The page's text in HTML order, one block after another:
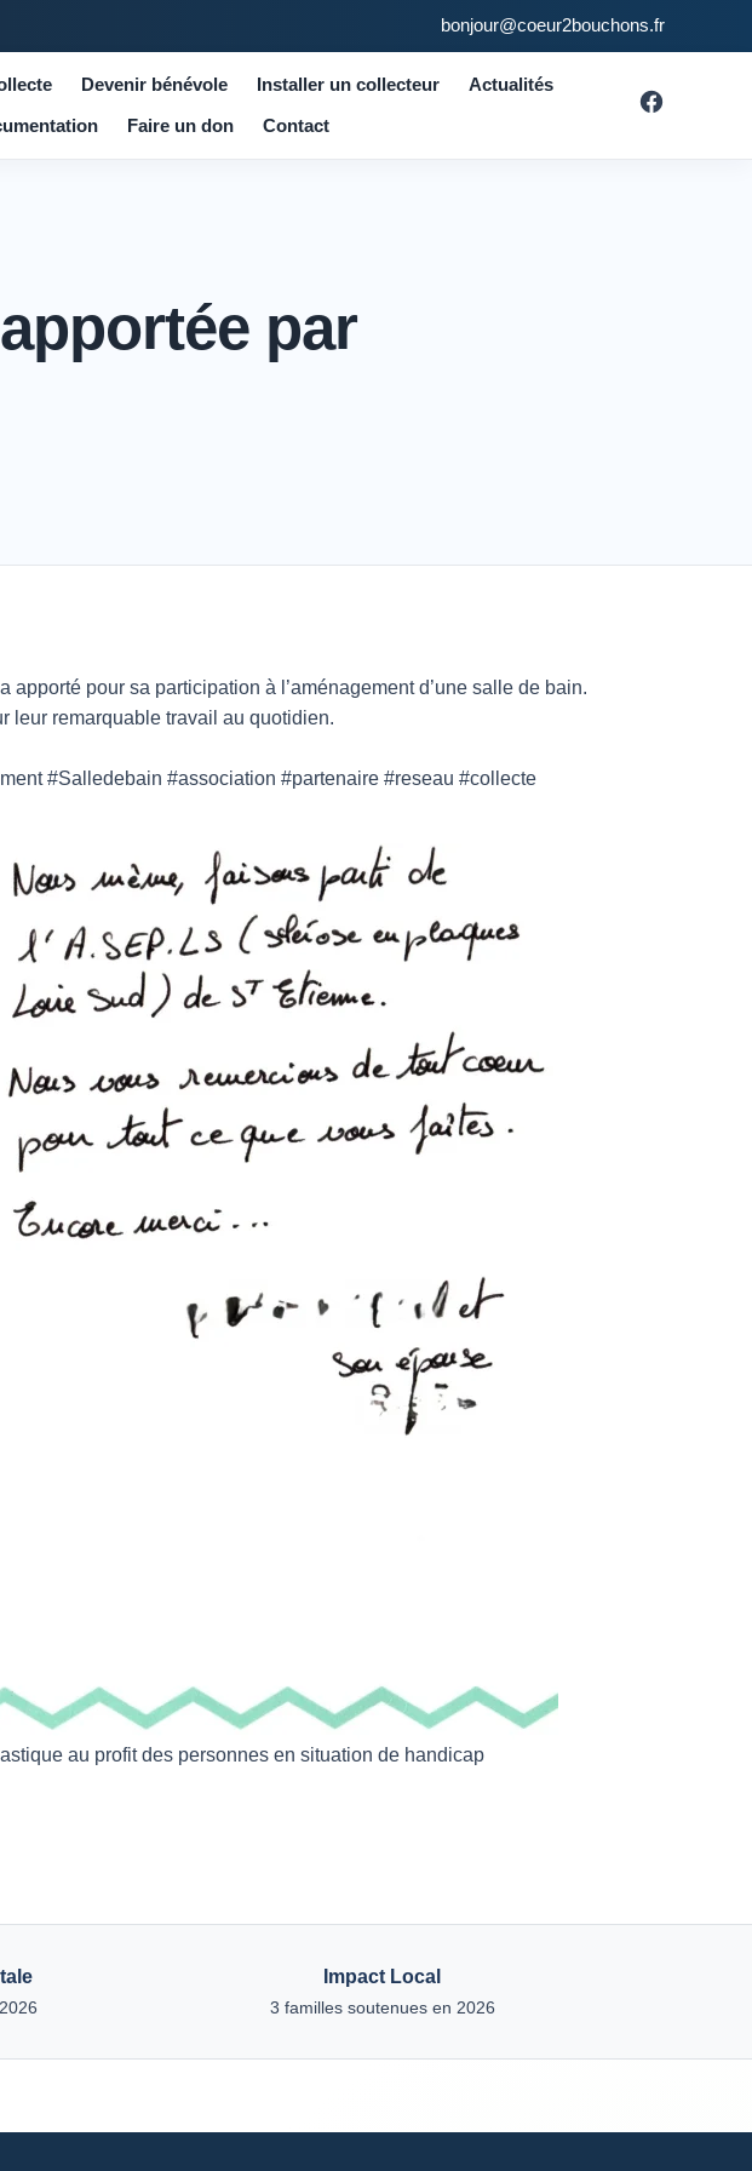
bonjour@coeur2bouchons.fr
Devenir bénévole Installer un collecteur
Actualités
Faire un don Contact
par
pour sa participation à l’aménagement d’une salle de bain.
leur remarquable travail au quotidien.
#Salledebain #association #partenaire #reseau #collecte
au profit des personnes en situation de handicap
Impact Local
3 familles soutenues en 2026